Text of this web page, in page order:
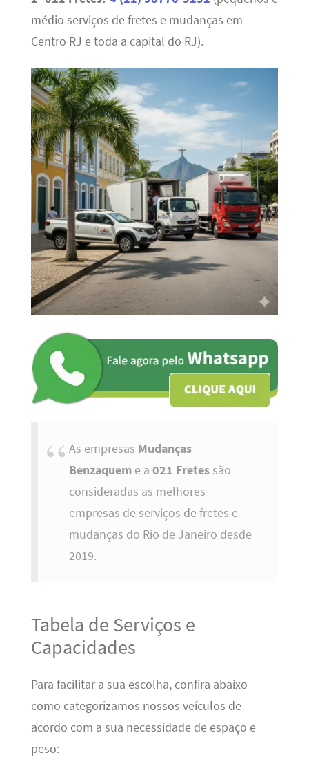
médio serviços de fretes e mudanças em
Centro RJ e toda a capital do RJ).
As empresas Mudanças
Benzaqueme a 021 Fretessão
consideradas as melhores
empresas de serviços de fretes e
mudanças do Rio de Janeiro desde
2019.
Tabela de Serviços e
Capacidades
Para facilitar a sua escolha, confira abaixo
como categorizamos nossos veículos de
acordo com a sua necessidade de espaço e
peso: